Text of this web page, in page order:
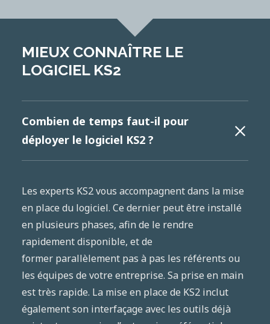
MIEUX CONNAÎTRE LE
LOGICIEL KS2
Combien de temps faut-il pour
déployer le logiciel KS2 ?
Les experts KS2 vous accompagnent dans la mise
en place du logiciel. Ce dernier peut être installé
en plusieurs phases, afin de le rendre
rapidement disponible, et de
former parallèlement pas à pas les référents ou
les équipes de votre entreprise. Sa prise en main
est très rapide. La mise en place de KS2 inclut
également son interfaçage avec les outils déjà